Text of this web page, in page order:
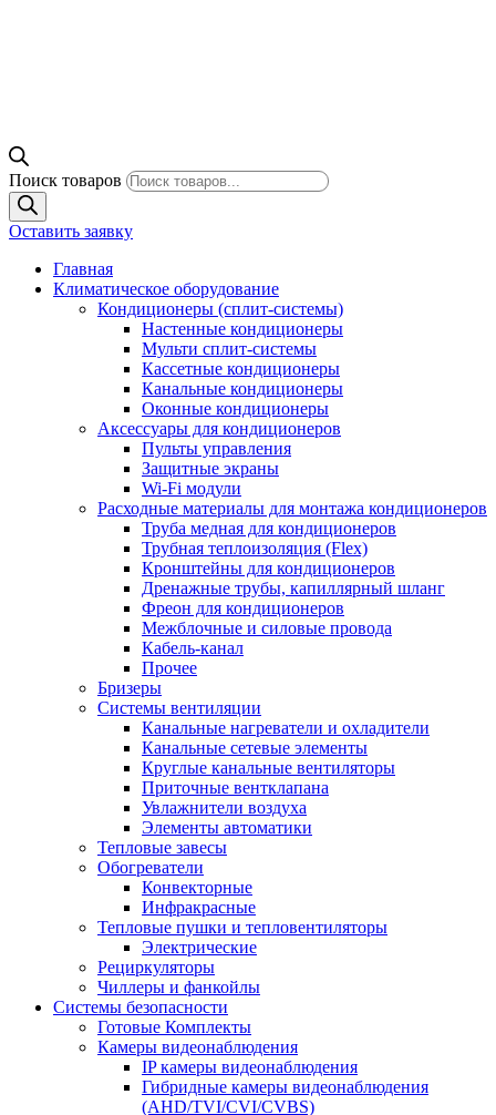
Поиск товаров
Оставить заявку
Главная
Климатическое оборудование
Кондиционеры (сплит-системы)
Настенные кондиционеры
Мульти сплит-системы
Кассетные кондиционеры
Канальные кондиционеры
Оконные кондиционеры
Аксессуары для кондиционеров
Пульты управления
Защитные экраны
Wi-Fi модули
Расходные материалы для монтажа кондиционеров
Труба медная для кондиционеров
Трубная теплоизоляция (Flex)
Кронштейны для кондиционеров
Дренажные трубы, капиллярный шланг
Фреон для кондиционеров
Межблочные и силовые провода
Кабель-канал
Прочее
Бризеры
Системы вентиляции
Канальные нагреватели и охладители
Канальные сетевые элементы
Круглые канальные вентиляторы
Приточные вентклапана
Увлажнители воздуха
Элементы автоматики
Тепловые завесы
Обогреватели
Конвекторные
Инфракрасные
Тепловые пушки и тепловентиляторы
Электрические
Рециркуляторы
Чиллеры и фанкойлы
Системы безопасности
Готовые Комплекты
Камеры видеонаблюдения
IP камеры видеонаблюдения
Гибридные камеры видеонаблюдения
(AHD/TVI/CVI/CVBS)